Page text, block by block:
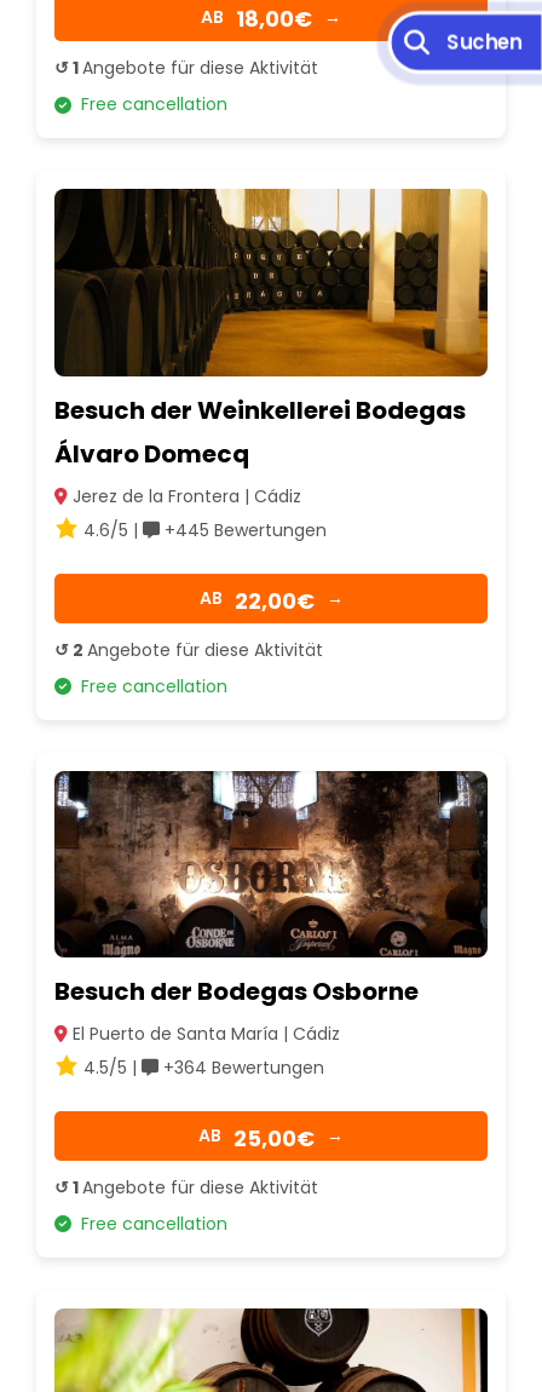
AB 18,00€ →
↺ 1Angebote für diese Aktivität
Free cancellation
Besuch der Weinkellerei Bodegas
Álvaro Domecq
Jerez de la Frontera | Cádiz
4.6/5 |
+445 Bewertungen
AB 22,00€ →
↺ 2 Angebote für diese Aktivität
Free cancellation
Besuch der Bodegas Osborne
El Puerto de Santa María | Cádiz
4.5/5 |
+364 Bewertungen
AB 25,00€ →
↺ 1Angebote für diese Aktivität
Free cancellation